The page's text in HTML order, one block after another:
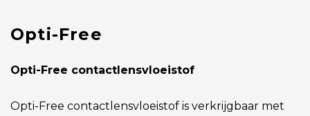
Opti-Free
Opti-Free contactlensvloeistof
Opti-Free contactlensvloeistof is verkrijgbaar met